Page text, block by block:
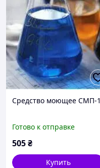
Средство моющее СМП-1
Готово к отправке
505₴
Купить